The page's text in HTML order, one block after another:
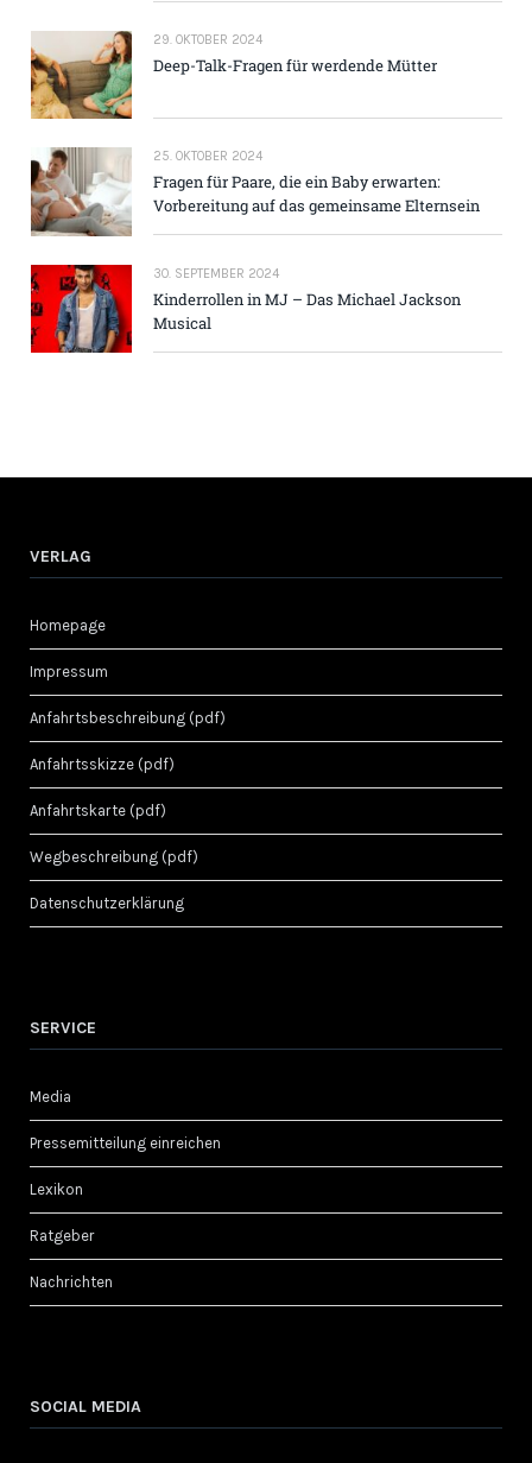
29. OKTOBER 2024
Deep-Talk-Fragen für werdende Mütter
25. OKTOBER 2024
Fragen für Paare, die ein Baby erwarten:
Vorbereitung auf das gemeinsame Elternsein
30. SEPTEMBER 2024
Kinderrollen in MJ – Das Michael Jackson
Musical
VERLAG
Homepage
Impressum
Anfahrtsbeschreibung (pdf)
Anfahrtsskizze (pdf)
Anfahrtskarte (pdf)
Wegbeschreibung (pdf)
Datenschutzerklärung
SERVICE
Media
Pressemitteilung einreichen
Lexikon
Ratgeber
Nachrichten
SOCIAL MEDIA